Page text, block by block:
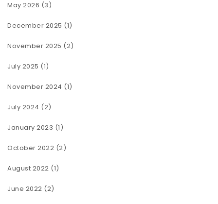
May 2026 (3)
December 2025 (1)
November 2025 (2)
July 2025 (1)
November 2024 (1)
July 2024 (2)
January 2023 (1)
October 2022 (2)
August 2022 (1)
June 2022 (2)